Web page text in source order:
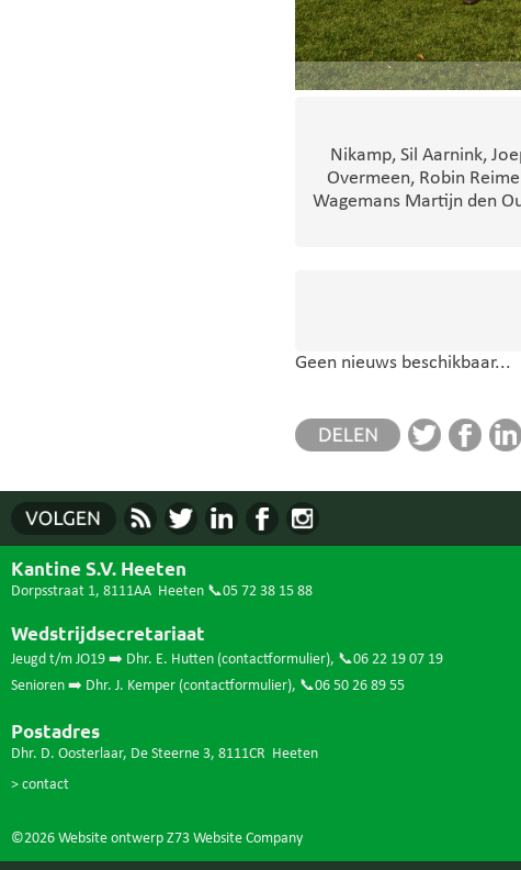
Nikamp, Sil Aarnink,
Overmeen, Robin
Wagemans Martijn den
Geen nieuws beschikbaar...
Kantine S.V. Heeten
Dorpsstraat 1, 8111AA Heeten 📞05 72 38 15 88
Wedstrijdsecretariaat
Jeugd t/m JO19 ➡️ Dhr. E. Hutten (contactformulier), 📞06 22 19 07 19
Senioren ➡️ Dhr. J. Kemper (contactformulier), 📞06 50 26 89 55
Postadres
Dhr. D. Oosterlaar, De Steerne 3, 8111CR Heeten
> contact
©2026 Website ontwerp Z73 Website Company